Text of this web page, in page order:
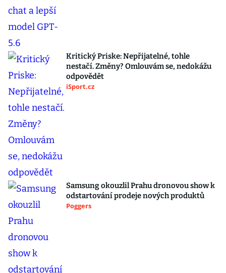
Kritický Priske: Nepřijatelné, tohle
nestačí. Změny? Omlouvám se, nedokážu
odpovědět
iSport.cz
Samsung okouzlil Prahu dronovou show k
odstartování prodeje nových produktů
Poggers